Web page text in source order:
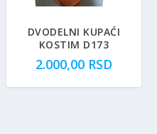
DVODELNI KUPAĆI
KOSTIM D173
2.000,00 RSD